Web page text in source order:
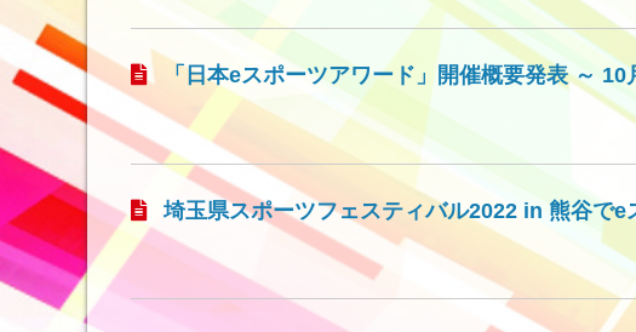
「日本eスポーツアワード」開催概要発表 ～
埼玉県スポーツフェスティバル2022 in 熊谷でe